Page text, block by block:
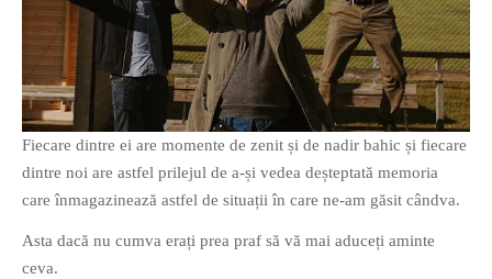
Fiecare dintre ei are momente de zenit și de nadir bahic și fiecare
dintre noi are astfel prilejul de a-și vedea deșteptată memoria
care înmagazinează astfel de situații în care ne-am găsit cândva.
Asta dacă nu cumva erați prea praf să vă mai aduceți aminte
ceva.